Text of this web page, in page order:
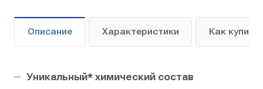
Описание Характеристики Как купить
Уникальный* химический состав